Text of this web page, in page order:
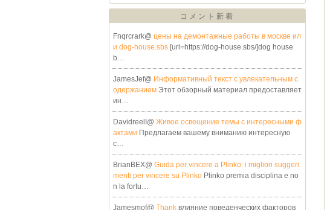
コメント新着
Fnqrcrark@ цены на демонтажные работы в москве ил
и dog-house.sbs [url=https://dog-house.sbs/]dog house
b…
JamesJef@ Информативный текст с увлекательным с
одержанием Этот обзорный материал предоставляет
ин…
DavidreelI@ Живое освещение темы с интересными ф
актами Предлагаем вашему вниманию интересную
с…
BrianBEX@ Guida per vincere a Plinko: i migliori suggeri
menti per vincere su Plinko Plinko premia disciplina e no
n la fortu…
Jamesmof@ Thank влияние поведенческих факторов